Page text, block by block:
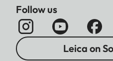
Follow us
Leica on